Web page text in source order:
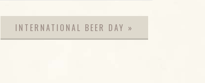
INTERNATIONAL BEER DAY »